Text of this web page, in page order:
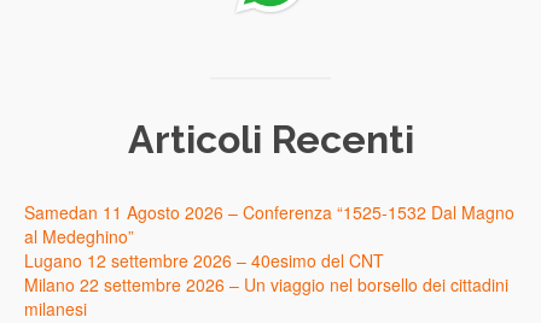
Articoli Recenti
Samedan 11 Agosto 2026 – Conferenza “1525-1532 Dal Magno
al Medeghino”
Lugano 12 settembre 2026 – 40esimo del CNT
Milano 22 settembre 2026 – Un viaggio nel borsello dei cittadini
milanesi